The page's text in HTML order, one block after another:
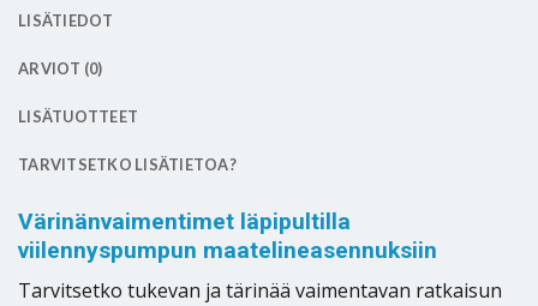
LISÄTIEDOT
ARVIOT (0)
LISÄTUOTTEET
TARVITSETKO LISÄTIETOA?
Värinänvaimentimet läpipultilla
viilennyspumpun maatelineasennuksiin
Tarvitsetko tukevan ja tärinää vaimentavan ratkaisun